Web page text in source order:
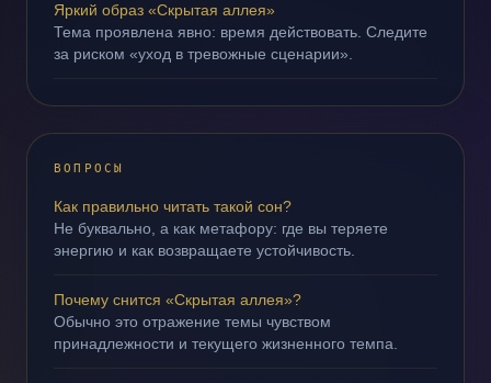
Яркий образ «Скрытая аллея»
Тема проявлена явно: время действовать. Следите
за риском «уход в тревожные сценарии».
ВОПРОСЫ
Как правильно читать такой сон?
Не буквально, а как метафору: где вы теряете
энергию и как возвращаете устойчивость.
Почему снится «Скрытая аллея»?
Обычно это отражение темы чувством
принадлежности и текущего жизненного темпа.